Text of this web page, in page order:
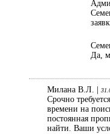
Да,
Милана В.Л. |
Срочно
времени на
постоянная
найти. Ваши